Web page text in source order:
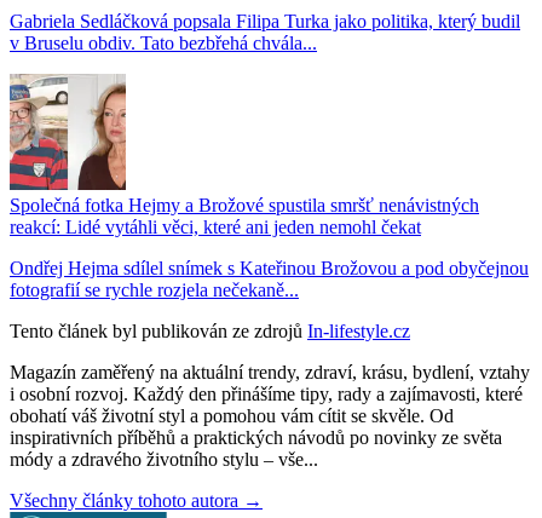
Gabriela Sedláčková popsala Filipa Turka jako politika, který budil
v Bruselu obdiv. Tato bezbřehá chvála...
Společná fotka Hejmy a Brožové spustila smršť nenávistných
reakcí: Lidé vytáhli věci, které ani jeden nemohl čekat
Ondřej Hejma sdílel snímek s Kateřinou Brožovou a pod obyčejnou
fotografií se rychle rozjela nečekaně...
Tento článek byl publikován ze zdrojů In-lifestyle.cz
Magazín zaměřený na aktuální trendy, zdraví, krásu, bydlení, vztahy
i osobní rozvoj. Každý den přinášíme tipy, rady a zajímavosti, které
obohatí váš životní styl a pomohou vám cítit se skvěle. Od
inspirativních příběhů a praktických návodů po novinky ze světa
módy a zdravého životního stylu – vše...
Všechny články tohoto autora →